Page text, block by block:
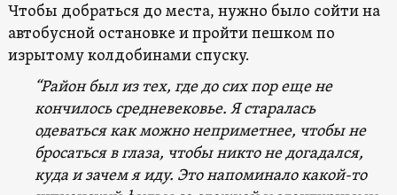
Чтобы добраться до места, нужно было сойти на
автобусной остановке и пройти пешком по
изрытому колдобинами спуску.
“Район был из тех, где до сих пор еще не
кончилось средневековье. Я старалась
одеваться как можно неприметнее, чтобы не
бросаться в глаза, чтобы никто не догадался,
куда и зачем я иду. Это напоминало какой-то